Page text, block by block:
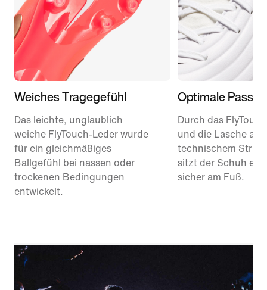
Weiches Tragegefühl
Das leichte, unglaublich
weiche FlyTouch-Leder wurde
für ein gleichmäßiges
Ballgefühl bei nassen oder
trockenen Bedingungen
entwickelt.
Optimale
Durch das
und die Lasche aus
technischem
sitzt der Schuh
sicher am Fuß.